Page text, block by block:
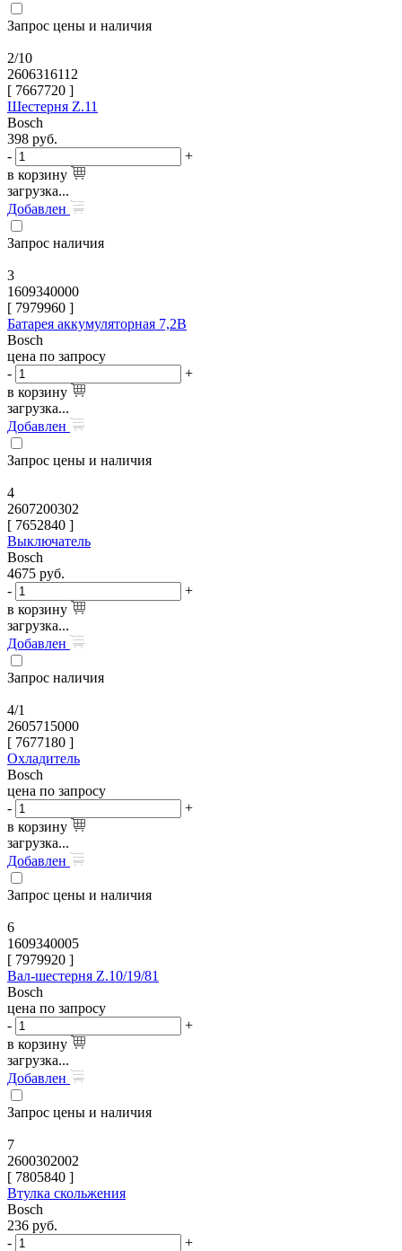
Запрос цены и наличия
2/10
2606316112
[ 7667720 ]
Шестерня Z.11
Bosch
398 руб.
-
+
в корзину
загрузка...
Добавлен
Запрос наличия
3
1609340000
[ 7979960 ]
Батарея аккумуляторная 7,2В
Bosch
цена по запросу
-
+
в корзину
загрузка...
Добавлен
Запрос цены и наличия
4
2607200302
[ 7652840 ]
Выключатель
Bosch
4675 руб.
-
+
в корзину
загрузка...
Добавлен
Запрос наличия
4/1
2605715000
[ 7677180 ]
Охладитель
Bosch
цена по запросу
-
+
в корзину
загрузка...
Добавлен
Запрос цены и наличия
6
1609340005
[ 7979920 ]
Вал-шестерня Z.10/19/81
Bosch
цена по запросу
-
+
в корзину
загрузка...
Добавлен
Запрос цены и наличия
7
2600302002
[ 7805840 ]
Втулка скольжения
Bosch
236 руб.
-
+